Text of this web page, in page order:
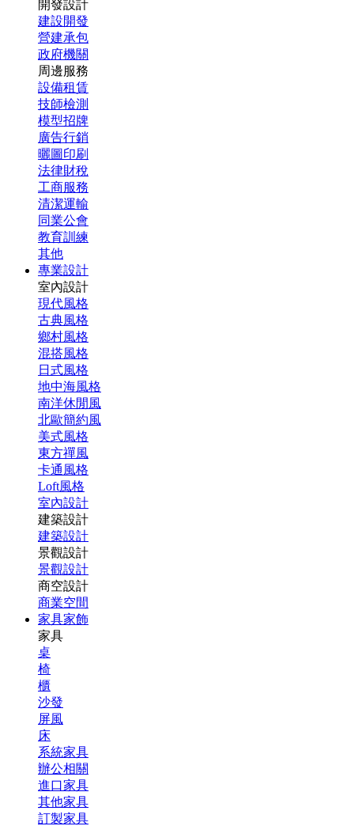
開發設計
建設開發
營建承包
政府機關
周邊服務
設備租賃
技師檢測
模型招牌
廣告行銷
曬圖印刷
法律財稅
工商服務
清潔運輸
同業公會
教育訓練
其他
專業設計
室內設計
現代風格
古典風格
鄉村風格
混搭風格
日式風格
地中海風格
南洋休閒風
北歐簡約風
美式風格
東方禪風
卡通風格
Loft風格
室內設計
建築設計
建築設計
景觀設計
景觀設計
商空設計
商業空間
家具家飾
家具
桌
椅
櫃
沙發
屏風
床
系統家具
辦公相關
進口家具
其他家具
訂製家具